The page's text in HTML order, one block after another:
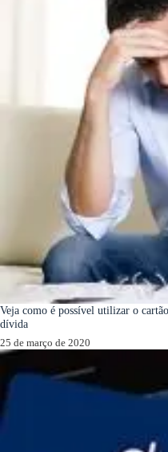
Veja como é possível utilizar o
dívida
25 de março de 2020